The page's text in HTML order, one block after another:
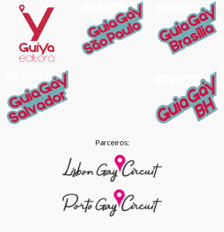
Parceiros: